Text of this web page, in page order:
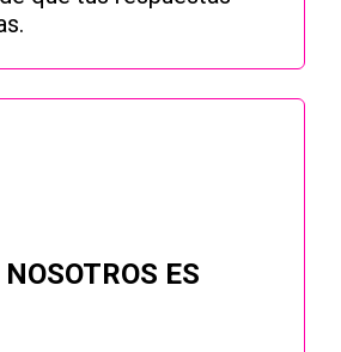
ES